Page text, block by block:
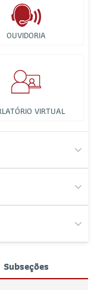
OUVIDORIA
VIRTUAL
Subseções
Idosos